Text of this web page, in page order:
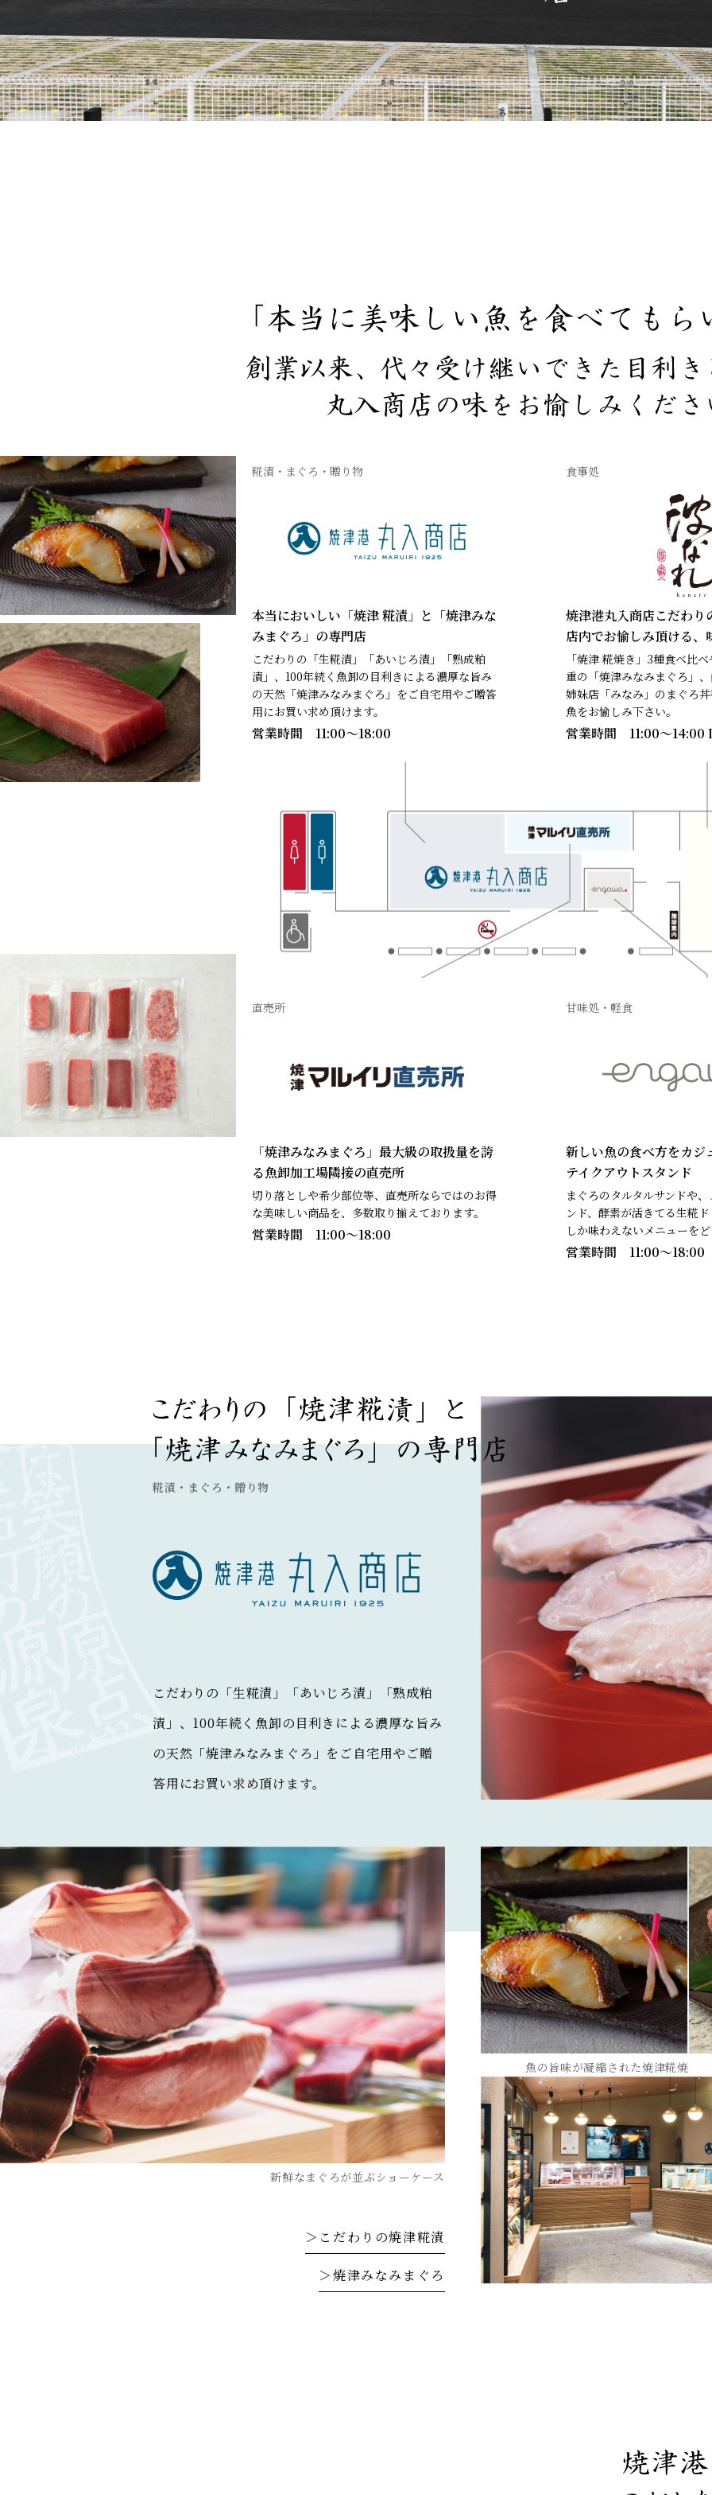
糀漬・まぐろ・贈り物
本当においしい「焼津 糀漬」と「焼津みな
みまぐろ」の専門店
こだわりの「生糀漬」「あいじろ漬」「熟成粕
漬」、100年続く魚卸の目利きによる濃厚な旨み
の天然「焼津みなみまぐろ」をご自宅用やご贈答
用にお買い求め頂けます。
営業時間 11:00〜18:00
食事処
焼津港丸入商店こだわり
店内でお愉しみ頂ける、
「焼津 糀焼き」3種食べ比
重の「焼津みなみまぐろ」
姉妹店「みなみ」のまぐろ
魚をお愉しみ下さい。
営業時間 11:00〜14:00
直売所
「焼津みなみまぐろ」最大級の取扱量を誇
る魚卸加工場隣接の直売所
切り落としや希少部位等、直売所ならではのお得
な美味しい商品を、多数取り揃えております。
営業時間 11:00〜18:00
甘味処・軽食
新しい魚の食べ方をカジ
テイクアウトスタンド
まぐろのタルタルサンドや
ンド、酵素が活きてる生糀
しか味わえないメニューを
営業時間 11:00〜18:00
糀漬・まぐろ・贈り物
こだわりの「生糀漬」「あいじろ漬」「熟成粕
漬」、100年続く魚卸の目利きによる濃厚な旨み
の天然「焼津みなみまぐろ」をご自宅用やご贈
答用にお買い求め頂けます。
新鮮なまぐろが並ぶショーケース
＞こだわりの焼津糀漬
＞焼津みなみまぐろ
魚の旨味が凝縮された焼津糀焼